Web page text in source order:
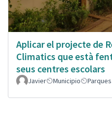
Aplicar el projecte de
Climatics que està
seus centres escolars
Javier Municipio